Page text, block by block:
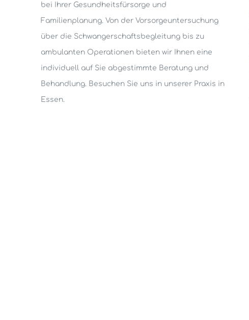
bei Ihrer Gesundheitsfürsorge und
Familienplanung. Von der Vorsorgeuntersuchung
über die Schwangerschaftsbegleitung bis zu
ambulanten Operationen bieten wir Ihnen eine
individuell auf Sie abgestimmte Beratung und
Behandlung. Besuchen Sie uns in unserer Praxis in
Essen.